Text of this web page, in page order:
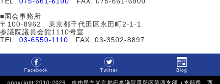
■国会事務所
〒100-8962 東京都千代田区永田町2-1-1
参議院議員会館1110号室
TEL. 03-6550-1110 FAX. 03-3502-8897
Facebook Twitter Blog
copyright 2010-2026 自由民主党京都府参議院選挙区第四支部（支部長 西